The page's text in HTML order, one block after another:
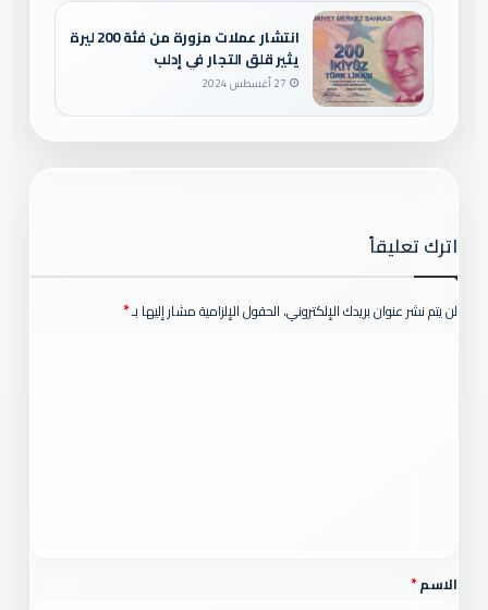
انتشار عملات مزورة من فئة 200 ليرة
يثير قلق التجار في إدلب
27 أغسطس 2024
اترك تعليقاً
لن يتم نشر عنوان بريدك الإلكتروني. الحقول الإلزامية مشار إليها بـ*
*الاسم*